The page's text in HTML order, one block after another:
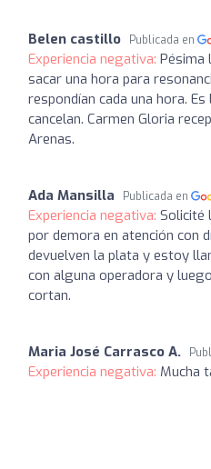
Belen castillo Publicada en
Experiencia negativa: Pésima
sacar una hora para
respondían cada una hora.
cancelan. Carmen Gloria
Arenas.
Ada Mansilla Publicada en
Experiencia negativa: Solicité
por demora en atención con
devuelven la plata y estoy
con alguna operadora y
cortan.
Maria José Carrasco A.
Experiencia negativa: Mucha